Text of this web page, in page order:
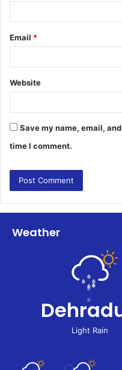
Email *
Website
Save my name, email,
time I comment.
Weather
Light Rain